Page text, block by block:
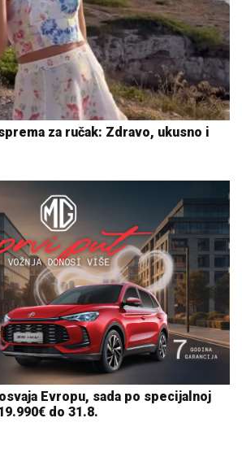
za ručak: Zdravo, ukusno i
Evropu, sada po specijalnoj
do 31.8.